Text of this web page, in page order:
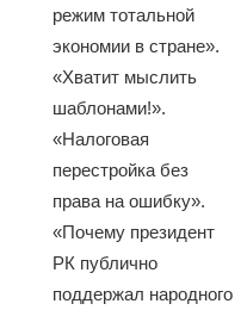
режим тотальной
экономии в стране».
«Хватит мыслить
шаблонами!».
«Налоговая
перестройка без
права на ошибку».
«Почему президент
РК публично
поддержал народного